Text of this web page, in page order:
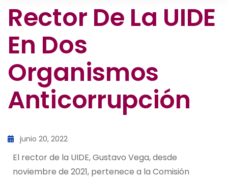
Rector De La UIDE
En Dos
Organismos
Anticorrupción
junio 20, 2022
El rector de la UIDE, Gustavo Vega, desde
noviembre de 2021, pertenece a la Comisión